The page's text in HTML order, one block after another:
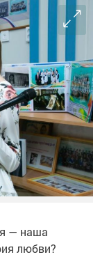
— наша
любви?